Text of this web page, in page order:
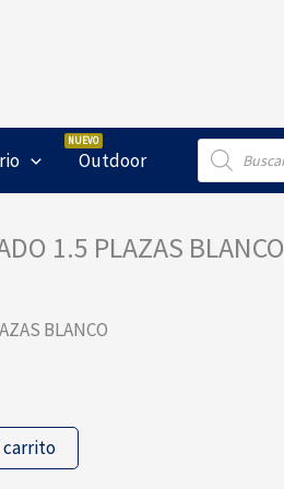
Outdoor
Búsqueda
de
productos
1.5 PLAZAS BLANCO
BLANCO
carrito